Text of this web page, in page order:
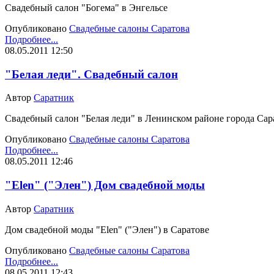
Свадебный салон "Богема" в Энгельсе
Опубликовано Свадебные салоны Саратова
Подробнее...
08.05.2011 12:50
"Белая леди". Свадебный салон
Автор Саратник
Свадебный салон "Белая леди" в Ленинском районе города
Опубликовано Свадебные салоны Саратова
Подробнее...
08.05.2011 12:46
"Elen" ("Элен") Дом свадебной моды
Автор Саратник
Дом свадебной моды "Elen" ("Элен") в Саратове
Опубликовано Свадебные салоны Саратова
Подробнее...